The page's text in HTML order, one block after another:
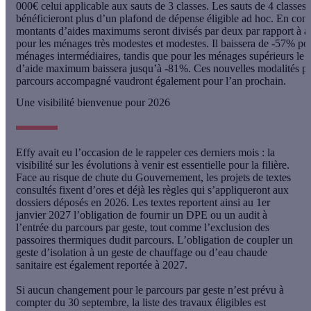
000€ celui applicable aux sauts de 3 classes. Les sauts de 4 classes
bénéficieront plus d’un plafond de dépense éligible ad hoc. En
montants d’aides maximums seront divisés par deux par rapport à
pour les ménages très modestes et modestes. Il baissera de -57%
ménages intermédiaires, tandis que pour les ménages supérieurs le
d’aide maximum baissera jusqu’à -81%. Ces nouvelles modalités
parcours accompagné vaudront également pour l’an prochain.
Une visibilité bienvenue pour 2026
Effy avait eu l’occasion de le rappeler ces derniers mois : la
visibilité sur les évolutions à venir est essentielle pour la filière.
Face au risque de chute du Gouvernement, les projets de textes
consultés fixent d’ores et déjà les règles qui s’appliqueront aux
dossiers déposés en 2026. Les textes reportent ainsi au 1er
janvier 2027 l’obligation de fournir un DPE ou un audit à
l’entrée du parcours par geste, tout comme l’exclusion des
passoires thermiques dudit parcours. L’obligation de coupler un
geste d’isolation à un geste de chauffage ou d’eau chaude
sanitaire est également reportée à 2027.
Si aucun changement pour le parcours par geste n’est prévu à
compter du 30 septembre, la liste des travaux éligibles est